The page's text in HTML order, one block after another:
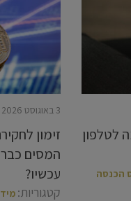
3 באוגוסט 2026
זימון
המסים כבר
עכשיו?
קטגוריות:
לטלפון
הכנסה